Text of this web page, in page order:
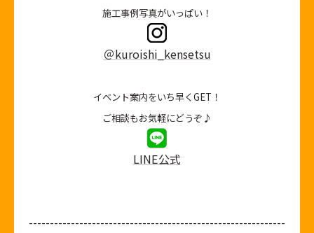
施工事例写真がいっぱい！
＠kuroishi_kensetsu
イベント案内をいち早くGET！
ご相談もお気軽にどうぞ♪
LINE公式
-------------------------------------------------------------